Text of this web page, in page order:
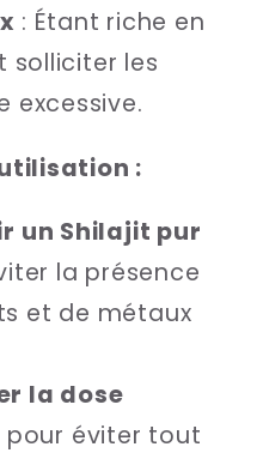
: Étant riche en
solliciter les
excessive.
:
un Shilajit pur
la présence
et de métaux
la dose
pour éviter tout